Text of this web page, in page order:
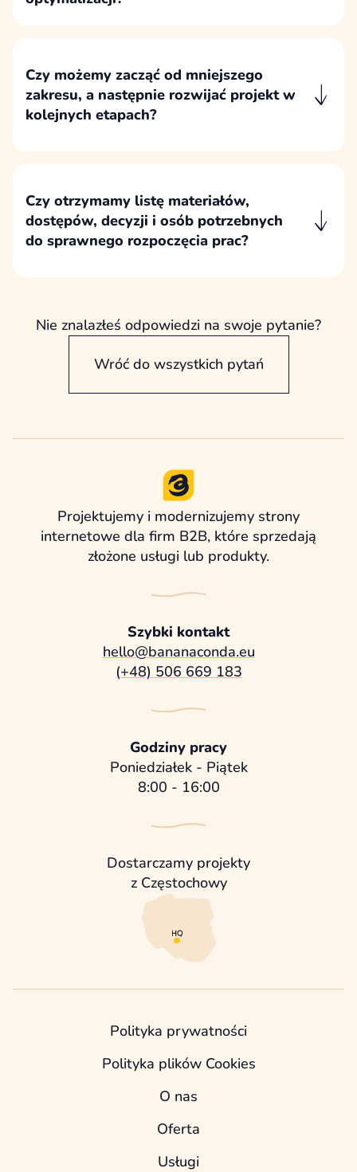
uzasadniony kierunek działania.
Czy możemy zacząć od mniejszego
zakresu, a następnie rozwijać projekt w
kolejnych etapach?
budżetem i wynikami wcześniejszych prac.
Czy otrzymamy listę materiałów,
dostępów, decyzji i osób potrzebnych
do sprawnego rozpoczęcia prac?
projekt mógł przebiegać sprawnie i bez
zbędnych przestojów.
Nie znalazłeś odpowiedzi na swoje pytanie?
Wróć do wszystkich pytań
Projektujemy i modernizujemy strony
internetowe dla firm B2B, które sprzedają
złożone usługi lub produkty.
Szybki kontakt
hello@bananaconda.eu
(+48) 506 669 183
Godziny pracy
Poniedziałek - Piątek
8:00 - 16:00
Dostarczamy projekty
z Częstochowy
Polityka prywatności
Polityka plików Cookies
O nas
Oferta
Usługi